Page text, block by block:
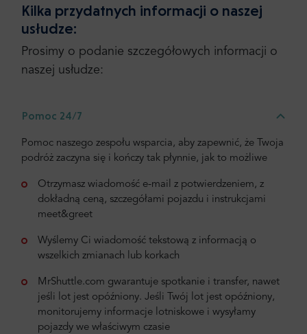
Kilka przydatnych informacji o naszej
usłudze:
Prosimy o podanie szczegółowych informacji o
naszej usłudze:
Pomoc 24/7
Pomoc naszego zespołu wsparcia, aby zapewnić, że Twoja
podróż zaczyna się i kończy tak płynnie, jak to możliwe
Otrzymasz wiadomość e-mail z potwierdzeniem, z
dokładną ceną, szczegółami pojazdu i instrukcjami
meet&greet
Wyślemy Ci wiadomość tekstową z informacją o
wszelkich zmianach lub korkach
MrShuttle.com gwarantuje spotkanie i transfer, nawet
jeśli lot jest opóźniony. Jeśli Twój lot jest opóźniony,
monitorujemy informacje lotniskowe i wysyłamy
pojazdy we właściwym czasie